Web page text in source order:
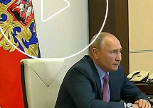
Заседание рабочей
вопросам и
коронавирусной